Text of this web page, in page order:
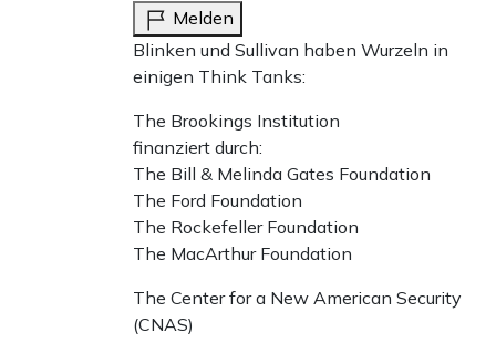
Melden
Blinken und Sullivan haben Wurzeln in
einigen Think Tanks:
The Brookings Institution
finanziert durch:
The Bill & Melinda Gates Foundation
The Ford Foundation
The Rockefeller Foundation
The MacArthur Foundation
The Center for a New American Security
(CNAS)